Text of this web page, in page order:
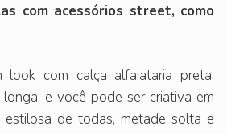
com acessórios street, como
com calça alfaiataria preta.
longa, e você pode ser criativa em
de todas, metade solta e